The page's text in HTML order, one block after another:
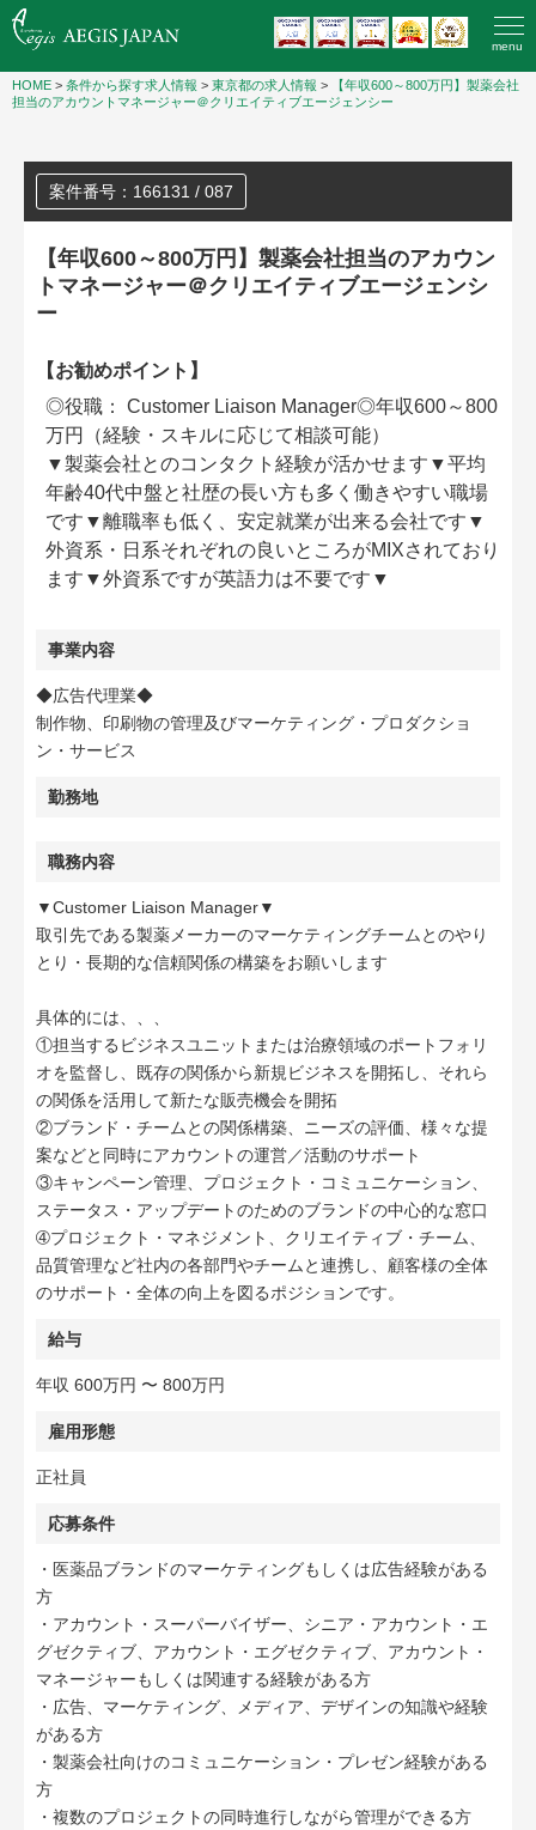
menu
HOME > 条件から探す求人情報 > 東京都の求人情報 >
【年収600～800万円】製薬会社
担当のアカウントマネージャー＠クリエイティブエージェンシー
案件番号：166131 / 087
【年収600～800万円】製薬会社担当のアカウン
トマネージャー＠クリエイティブエージェンシ
ー
【お勧めポイント】
◎役職： Customer Liaison Manager◎年収600～800
万円（経験・スキルに応じて相談可能）
▼製薬会社とのコンタクト経験が活かせます▼平均
年齢40代中盤と社歴の長い方も多く働きやすい職場
です▼離職率も低く、安定就業が出来る会社です▼
外資系・日系それぞれの良いところがMIXされており
ます▼外資系ですが英語力は不要です▼
事業内容
◆広告代理業◆
制作物、印刷物の管理及びマーケティング・プロダクショ
ン・サービス
勤務地
職務内容
▼Customer Liaison Manager▼
取引先である製薬メーカーのマーケティングチームとのやり
とり・長期的な信頼関係の構築をお願いします
具体的には、、、
①担当するビジネスユニットまたは治療領域のポートフォリ
オを監督し、既存の関係から新規ビジネスを開拓し、それら
の関係を活用して新たな販売機会を開拓
②ブランド・チームとの関係構築、ニーズの評価、様々な提
案などと同時にアカウントの運営／活動のサポート
③キャンペーン管理、プロジェクト・コミュニケーション、
ステータス・アップデートのためのブランドの中心的な窓口
➃プロジェクト・マネジメント、クリエイティブ・チーム、
品質管理など社内の各部門やチームと連携し、顧客様の全体
のサポート・全体の向上を図るポジションです。
給与
年収 600万円 〜 800万円
雇用形態
正社員
応募条件
・医薬品ブランドのマーケティングもしくは広告経験がある
方
・アカウント・スーパーバイザー、シニア・アカウント・エ
グゼクティブ、アカウント・エグゼクティブ、アカウント・
マネージャーもしくは関連する経験がある方
・広告、マーケティング、メディア、デザインの知識や経験
がある方
・製薬会社向けのコミュニケーション・プレゼン経験がある
方
・複数のプロジェクトの同時進行しながら管理ができる方